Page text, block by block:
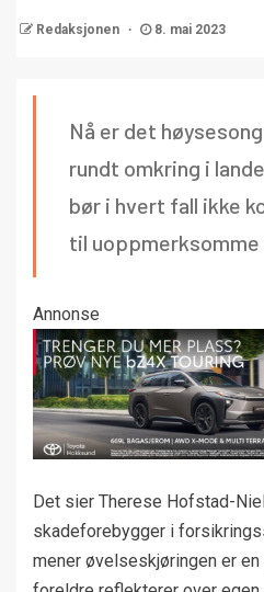
Redaksjonen 8. mai 2023
Nå er det
rundt omkring i
bør i hvert fall ikke
til uoppmerksomme
Annonse
Det sier Therese Hofstad-
skadeforebygger i
mener øvelseskjøringen er